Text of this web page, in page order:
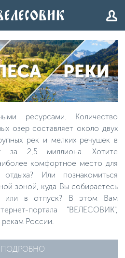
ресурсами. Количество
озер составляет около двух
рек и мелких речушек в
за 2,5 миллиона. Хотите
комфортное место для
Или познакомиться
зоной, куда Вы собираетесь
или в отпуск? В этом Вам
портала "ВЕЛЕСОВИК",
России.
ПОДРОБНО